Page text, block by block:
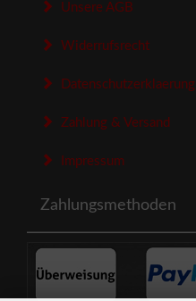
Unsere AGB
Widerrufsrecht
Datenschutzerklaerung
Zahlung & Versand
Impressum
Zahlungsmethoden